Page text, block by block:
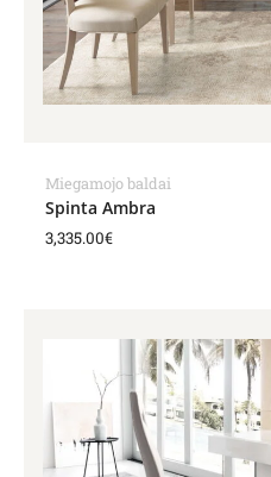
Miegamojo baldai
Spinta Ambra
3,335.00€